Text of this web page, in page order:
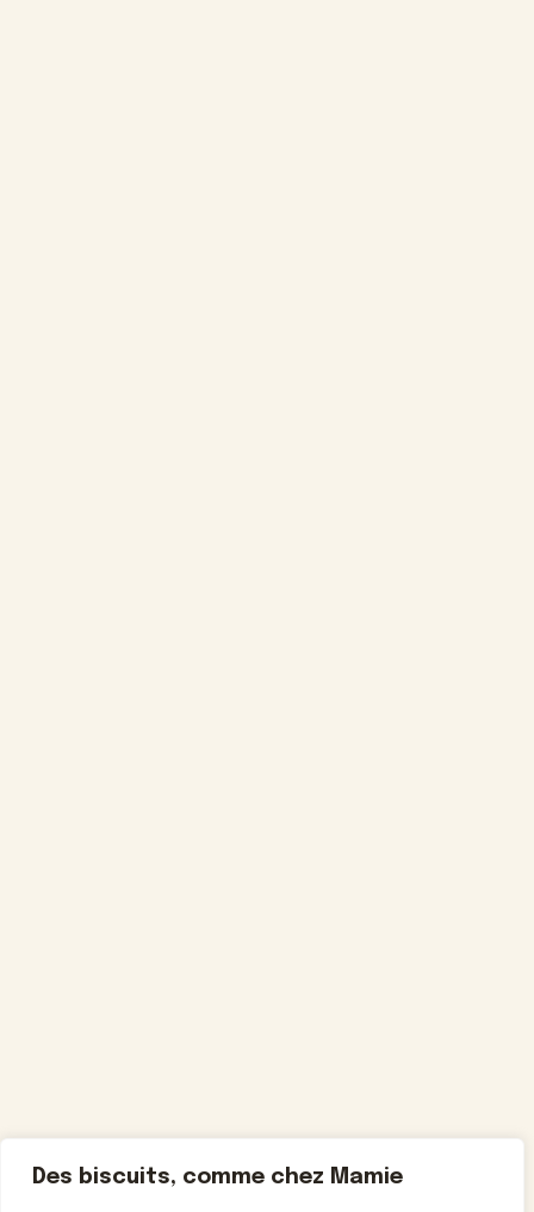
Des biscuits, comme chez Mamie